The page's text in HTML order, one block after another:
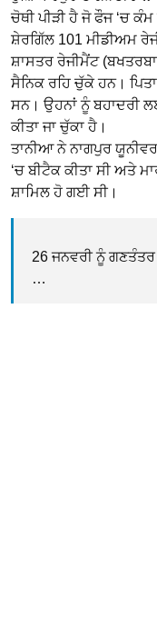
ਚੋਥੀ ਪੀੜੀ ਹੈ ਜੋ ਫੌਜ ‘ਚ
ਸ਼ੇਰਗਿੱਲ 101 ਮੀਡੀਅਮ
ਸ਼ਾਸਤਰ ਰੇਜੀਮੈਂਟ
ਸੈਨਿਕ ਰਹਿ ਚੁੱਕੇ ਹਨ।
ਸਨ। ਉਹਨਾਂ ਨੂੰ ਬਹਾਦਰੀ
ਕੀਤਾ ਜਾ ਚੁੱਕਾ ਹੈ।
ਤਾਨੀਆ ਨੇ ਨਾਗਪੁਰ
‘ਚ ਬੀਟੈਕ ਕੀਤਾ ਸੀ ਅਤੇ
ਸ਼ਾਮਿਲ ਹੋ ਗਈ ਸੀ।
26 ਜਨਵਰੀ ਨੂੰ
…